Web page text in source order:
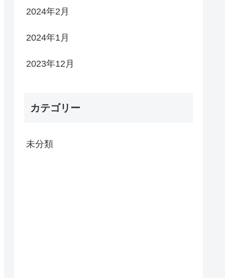
2024年2月
2024年1月
2023年12月
カテゴリー
未分類